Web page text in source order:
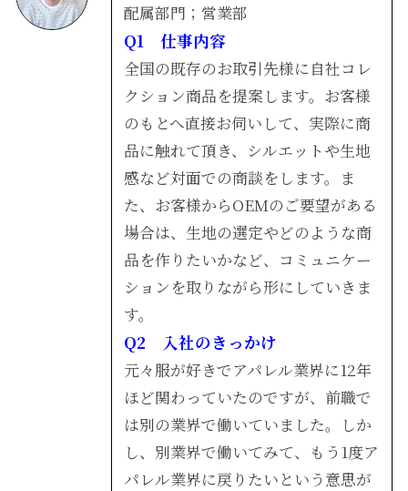
​配属部門；営業部
Q1 仕事内容
全国の既存のお取引先様に自社コレ
クション商品を提案します。お客様
のもとへ直接お伺いして、実際に商
品に触れて頂き、シルエットや生地
感など対面での商談をします。ま
た、お客様からOEMのご要望がある
場合は、生地の選定やどのような商
品を作りたいかなど、コミュニケー
ションを取りながら形にしていきま
す。
Q2 入社のきっかけ
元々服が好きでアパレル業界に12年
ほど関わっていたのですが、前職で
は別の業界で働いていました。しか
し、別業界で働いてみて、もう1度ア
パレル業界に戻りたいという意思が